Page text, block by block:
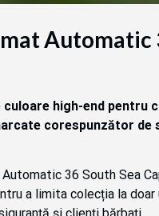
Automatic
high-end pentru
corespunzător
36 South Sea
a limita colecția la doar